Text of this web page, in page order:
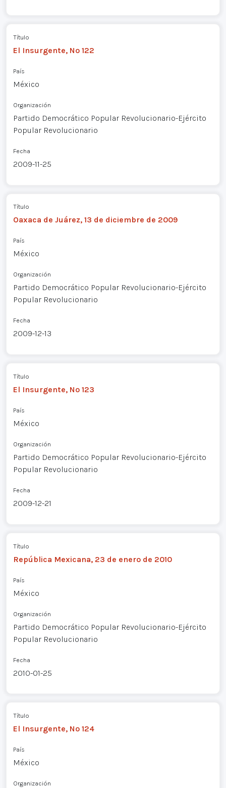
Título
El Insurgente, Nº 122
País
México
Organización
Partido Democrático Popular Revolucionario-Ejército
Popular Revolucionario
Fecha
2009-11-25
Título
Oaxaca de Juárez, 13 de diciembre de 2009
País
México
Organización
Partido Democrático Popular Revolucionario-Ejército
Popular Revolucionario
Fecha
2009-12-13
Título
El Insurgente, Nº 123
País
México
Organización
Partido Democrático Popular Revolucionario-Ejército
Popular Revolucionario
Fecha
2009-12-21
Título
República Mexicana, 23 de enero de 2010
País
México
Organización
Partido Democrático Popular Revolucionario-Ejército
Popular Revolucionario
Fecha
2010-01-25
Título
El Insurgente, Nº 124
País
México
Organización